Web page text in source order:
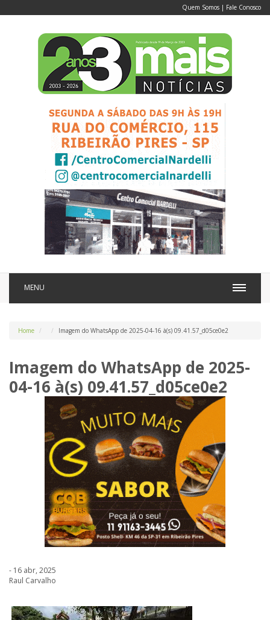
Quem Somos | Fale Conosco
MENU
Home Imagem do WhatsApp de 2025-04-16 à(s) 09.41.57_d05ce0e2
Imagem do WhatsApp de 2025-
04-16 à(s) 09.41.57_d05ce0e2
- 16 abr, 2025
Raul Carvalho